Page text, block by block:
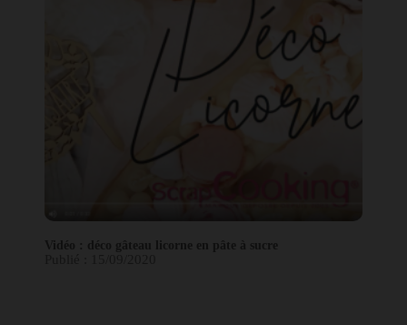
Vidéo : déco gâteau licorne en pâte à sucre